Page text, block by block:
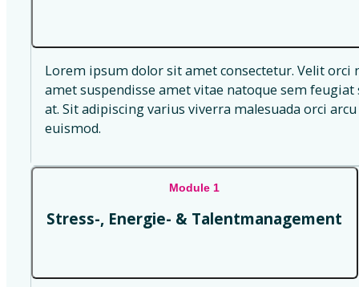
Lorem ipsum dolor sit amet consectetur. Velit
amet suspendisse amet vitae natoque sem
at. Sit adipiscing varius viverra malesuada orci
euismod.
Module 1
Stress-, Energie- & Talentmanagement